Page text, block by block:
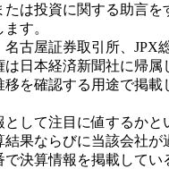
は投資に関する助言を
す。
屋証券取引所、JPX
日本経済新聞社に帰属
を確認する用途で掲
して注目に値するか
果ならびに当該会社
決算情報を掲載して